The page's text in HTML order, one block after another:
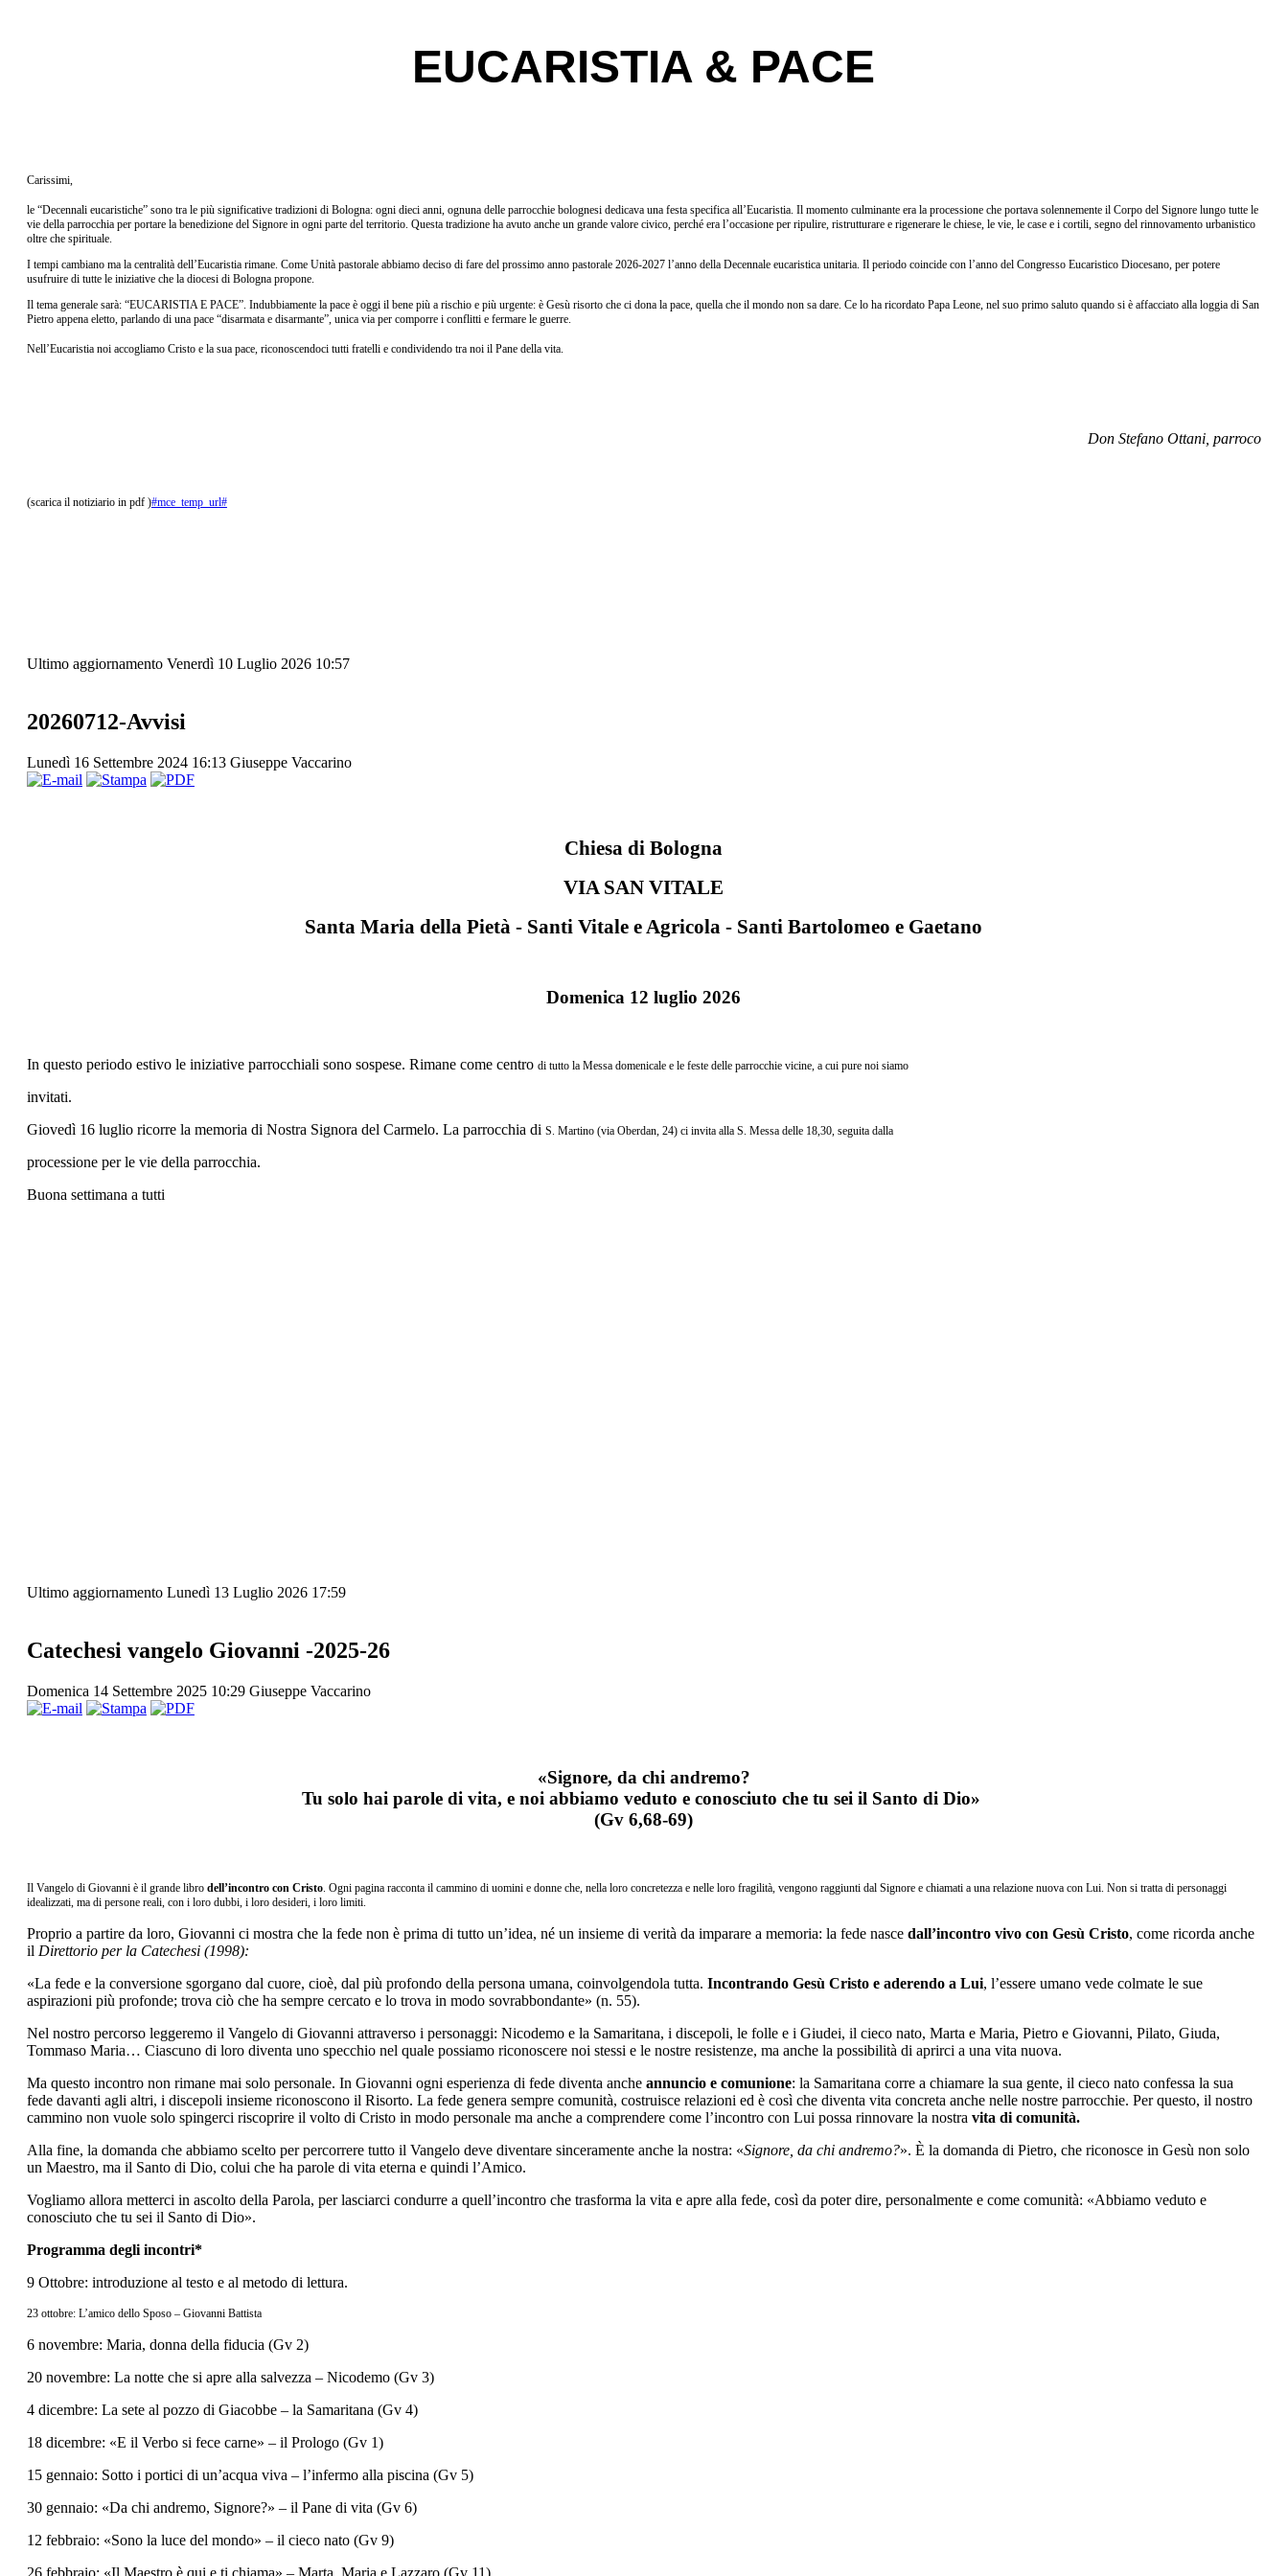
EUCARISTIA & PACE
Carissimi,
le “Decennali eucaristiche” sono tra le più significative tradizioni di Bologna: ogni dieci anni, ognuna delle parrocchie bolognesi dedicava una festa specifica all’Eucaristia. Il momento culminante era la processione che portava solennemente il Corpo del Signore lungo tutte le
vie della parrocchia per portare la benedizione del Signore in ogni parte del territorio. Questa tradizione ha avuto anche un grande valore civico, perché era l’occasione per ripulire, ristrutturare e rigenerare le chiese, le vie, le case e i cortili, segno del rinnovamento urbanistico
oltre che spirituale.
I tempi cambiano ma la centralità dell’Eucaristia rimane. Come Unità pastorale abbiamo deciso di fare del prossimo anno pastorale 2026-2027 l’anno della Decennale eucaristica unitaria. Il periodo coincide con l’anno del Congresso Eucaristico Diocesano, per potere
usufruire di tutte le iniziative che la diocesi di Bologna propone.
Il tema generale sarà: “EUCARISTIA E PACE”. Indubbiamente la pace è oggi il bene più a rischio e più urgente: è Gesù risorto che ci dona la pace, quella che il mondo non sa dare. Ce lo ha ricordato Papa Leone, nel suo primo saluto quando si è affacciato alla loggia di San
Pietro appena eletto, parlando di una pace “disarmata e disarmante”, unica via per comporre i conflitti e fermare le guerre.
Nell’Eucaristia noi accogliamo Cristo e la sua pace, riconoscendoci tutti fratelli e condividendo tra noi il Pane della vita.
Don Stefano Ottani, parroco
(scarica il notiziario in pdf )#mce_temp_url#
Ultimo aggiornamento Venerdì 10 Luglio 2026 10:57
20260712-Avvisi
Lunedì 16 Settembre 2024 16:13 Giuseppe Vaccarino
Chiesa di Bologna
VIA SAN VITALE
Santa Maria della Pietà - Santi Vitale e Agricola - Santi Bartolomeo e Gaetano
Domenica 12 luglio 2026
In questo periodo estivo le iniziative parrocchiali sono sospese. Rimane come centro di tutto la Messa domenicale e le feste delle parrocchie vicine, a cui pure noi siamo
invitati.
Giovedì 16 luglio ricorre la memoria di Nostra Signora del Carmelo. La parrocchia di S. Martino (via Oberdan, 24) ci invita alla S. Messa delle 18,30, seguita dalla
processione per le vie della parrocchia.
Buona settimana a tutti
Ultimo aggiornamento Lunedì 13 Luglio 2026 17:59
Catechesi vangelo Giovanni -2025-26
Domenica 14 Settembre 2025 10:29 Giuseppe Vaccarino
«Signore, da chi andremo?
Tu solo hai parole di vita, e noi abbiamo veduto e conosciuto che tu sei il Santo di Dio»
(Gv 6,68-69)
Il Vangelo di Giovanni è il grande libro dell’incontro con Cristo. Ogni pagina racconta il cammino di uomini e donne che, nella loro concretezza e nelle loro fragilità, vengono raggiunti dal Signore e chiamati a una relazione nuova con Lui. Non si tratta di personaggi
idealizzati, ma di persone reali, con i loro dubbi, i loro desideri, i loro limiti.
Proprio a partire da loro, Giovanni ci mostra che la fede non è prima di tutto un’idea, né un insieme di verità da imparare a memoria: la fede nasce dall’incontro vivo con Gesù Cristo, come ricorda anche
il Direttorio per la Catechesi (1998):
«La fede e la conversione sgorgano dal cuore, cioè, dal più profondo della persona umana, coinvolgendola tutta. Incontrando Gesù Cristo e aderendo a Lui, l’essere umano vede colmate le sue
aspirazioni più profonde; trova ciò che ha sempre cercato e lo trova in modo sovrabbondante» (n. 55).
Nel nostro percorso leggeremo il Vangelo di Giovanni attraverso i personaggi: Nicodemo e la Samaritana, i discepoli, le folle e i Giudei, il cieco nato, Marta e Maria, Pietro e Giovanni, Pilato, Giuda,
Tommaso Maria… Ciascuno di loro diventa uno specchio nel quale possiamo riconoscere noi stessi e le nostre resistenze, ma anche la possibilità di aprirci a una vita nuova.
Ma questo incontro non rimane mai solo personale. In Giovanni ogni esperienza di fede diventa anche annuncio e comunione: la Samaritana corre a chiamare la sua gente, il cieco nato confessa la sua
fede davanti agli altri, i discepoli insieme riconoscono il Risorto. La fede genera sempre comunità, costruisce relazioni ed è così che diventa vita concreta anche nelle nostre parrocchie. Per questo, il nostro
cammino non vuole solo spingerci riscoprire il volto di Cristo in modo personale ma anche a comprendere come l’incontro con Lui possa rinnovare la nostra vita di comunità.
Alla fine, la domanda che abbiamo scelto per percorrere tutto il Vangelo deve diventare sinceramente anche la nostra: «Signore, da chi andremo?». È la domanda di Pietro, che riconosce in Gesù non solo
un Maestro, ma il Santo di Dio, colui che ha parole di vita eterna e quindi l’Amico.
Vogliamo allora metterci in ascolto della Parola, per lasciarci condurre a quell’incontro che trasforma la vita e apre alla fede, così da poter dire, personalmente e come comunità: «Abbiamo veduto e
conosciuto che tu sei il Santo di Dio».
Programma degli incontri*
9 Ottobre: introduzione al testo e al metodo di lettura.
23 ottobre: L’amico dello Sposo – Giovanni Battista
6 novembre: Maria, donna della fiducia (Gv 2)
20 novembre: La notte che si apre alla salvezza – Nicodemo (Gv 3)
4 dicembre: La sete al pozzo di Giacobbe – la Samaritana (Gv 4)
18 dicembre: «E il Verbo si fece carne» – il Prologo (Gv 1)
15 gennaio: Sotto i portici di un’acqua viva – l’infermo alla piscina (Gv 5)
30 gennaio: «Da chi andremo, Signore?» – il Pane di vita (Gv 6)
12 febbraio: «Sono la luce del mondo» – il cieco nato (Gv 9)